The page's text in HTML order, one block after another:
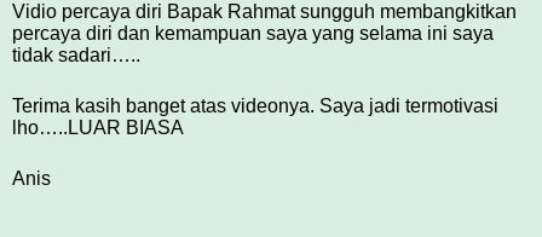
Vidio percaya diri Bapak Rahmat sungguh membangkitkan
percaya diri dan kemampuan saya yang selama ini saya
tidak sadari…..
Terima kasih banget atas videonya. Saya jadi termotivasi
lho…..LUAR BIASA
Anis